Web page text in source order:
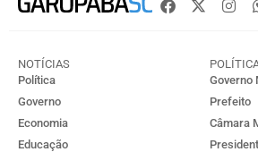
NOTÍCIAS
Política
Governo
Economia
Educação
Governo
Prefeito
Câmara